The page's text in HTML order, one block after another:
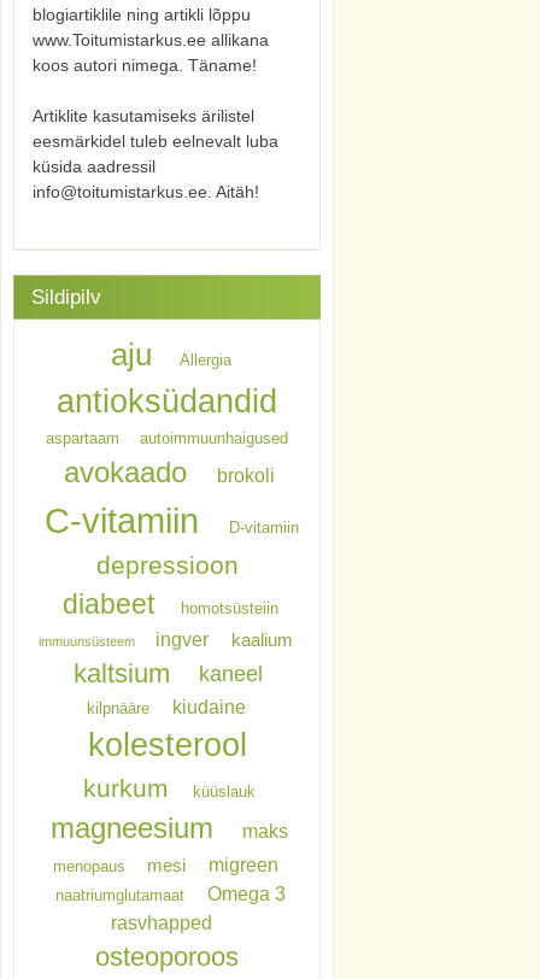
blogiartiklile ning artikli lõppu
www.Toitumistarkus.ee allikana
koos autori nimega. Täname!
Artiklite kasutamiseks ärilistel
eesmärkidel tuleb eelnevalt luba
küsida aadressil
info@toitumistarkus.ee. Aitäh!
Sildipilv
aju Allergia
antioksüdandid
aspartaam autoimmuunhaigused
avokaado brokoli
C-vitamiin D-vitamiin
depressioon
diabeet homotsüsteiin
immuunsüsteem ingver kaalium
kaltsium kaneel
kilpnääre kiudaine
kolesterool
kurkum küüslauk
magneesium maks
menopaus mesi migreen
naatriumglutamaat
Omega 3
rasvhapped
osteoporoos